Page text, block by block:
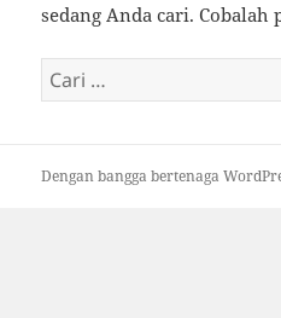
sedang Anda cari. Cobalah
Cari
untuk:
Dengan bangga bertenaga